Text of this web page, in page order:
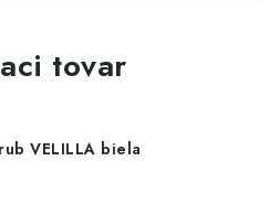
tovar
VELILLA biela